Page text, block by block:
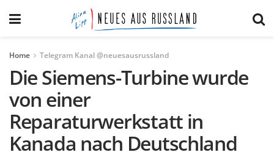
Home Telegram Kanal @neuesausrussland
Die Siemens-Turbine wurde
von einer
Reparaturwerkstatt in
Kanada nach Deutschland